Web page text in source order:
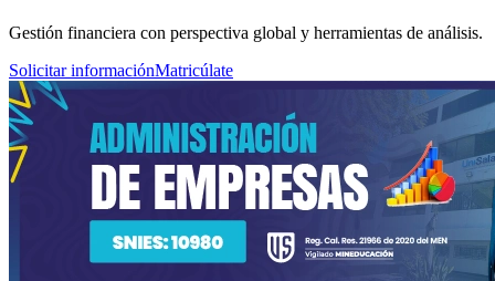
Gestión financiera con perspectiva global y herramientas de análisis.
Solicitar informaciónMatricúlate